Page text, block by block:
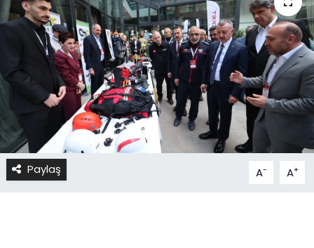
Paylaş A- A+